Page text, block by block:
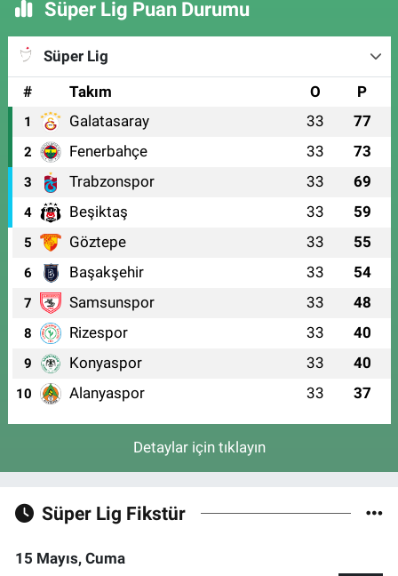
Süper Lig Puan Durumu
Süper Lig
#
Takım O P
1 Galatasaray 33 77
2 Fenerbahçe 33 73
3 Trabzonspor 33 69
4 Beşiktaş 33 59
5 Göztepe 33 55
6 Başakşehir 33 54
7 Samsunspor 33 48
8 Rizespor 33 40
9 Konyaspor 33 40
10 Alanyaspor 33 37
Detaylar için tıklayın
Süper Lig Fikstür
15 Mayıs, Cuma